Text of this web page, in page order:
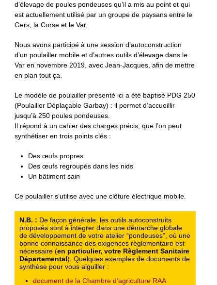
d’élevage de poules pondeuses qu’il a mis au point et qui
est actuellement utilisé par un groupe de paysans entre le
Gers, la Corse et le Var.
Nous avons participé à une session d’autoconstruction
d’un poulailler mobile et d’autres outils d’élevage dans le
Var en novembre 2019, avec Jean-Jacques, afin de mettre
en plan tout ça.
Le modèle de poulailler présenté ici a été baptisé PDG 250
(Poulailler Déplaçable Garbay) : il permet d’accueillir
jusqu’à 250 poules pondeuses.
Il répond à un cahier des charges précis, que l’on peut
synthétiser en trois points clés :
Des œufs propres
Des œufs regroupés dans les nids
Un bâtiment sain
Ce poulailler s’utilise avec une clôture électrique mobile.
N.B. : De façon générale, les outils autoconstruits
proposés sont à intégrer dans une démarche globale
de développement de votre atelier “pondeuses”, où une
bonne connaissance des exigences réglementaire est
nécessaire (en particulier, votre Règlement Sanitaire
Départemental). Quelques exemples de documents de
synthèse pour vous aiguiller :
document de la Chambre d’agriculture RAA